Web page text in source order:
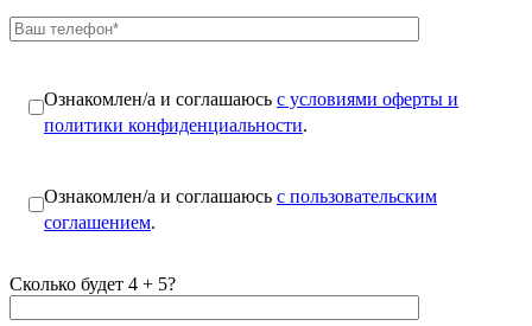
Ознакомлен/а и соглашаюсь с условиями оферты и
политики конфиденциальности.
Ознакомлен/а и соглашаюсь с пользовательским
соглашением.
Сколько будет 4 + 5?